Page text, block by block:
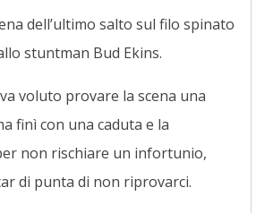
dell’ultimo salto sul filo spinato
stuntman Bud Ekins.
voluto provare la scena una
finì con una caduta e la
non rischiare un infortunio,
di punta di non riprovarci.